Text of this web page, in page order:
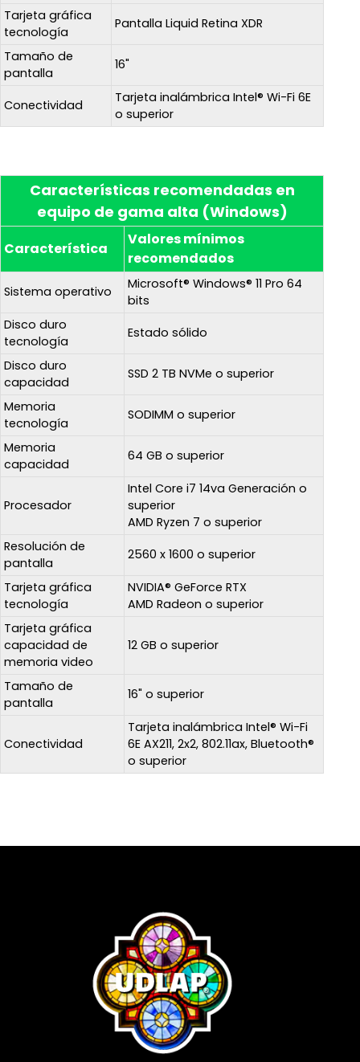
Tarjeta gráfica
tecnología
Pantalla Liquid Retina XDR
Tamaño de
pantalla
16"
Conectividad
Tarjeta inalámbrica Intel® Wi-Fi 6E
o superior
Características recomendadas en
equipo de gama alta (Windows)
Característica
Valores mínimos
recomendados
Sistema operativo
Microsoft® Windows® 11 Pro 64
bits
Disco duro
tecnología
Estado sólido
Disco duro
capacidad
SSD 2 TB NVMe o superior
Memoria
tecnología
SODIMM o superior
Memoria
capacidad
64 GB o superior
Procesador
Intel Core i7 14va Generación o
superior
AMD Ryzen 7 o superior
Resolución de
pantalla
2560 x 1600 o superior
Tarjeta gráfica
tecnología
NVIDIA® GeForce RTX
AMD Radeon o superior
Tarjeta gráfica
capacidad de
memoria video
12 GB o superior
Tamaño de
pantalla
16" o superior
Conectividad
Tarjeta inalámbrica Intel® Wi-Fi
6E AX211, 2x2, 802.11ax, Bluetooth®
o superior